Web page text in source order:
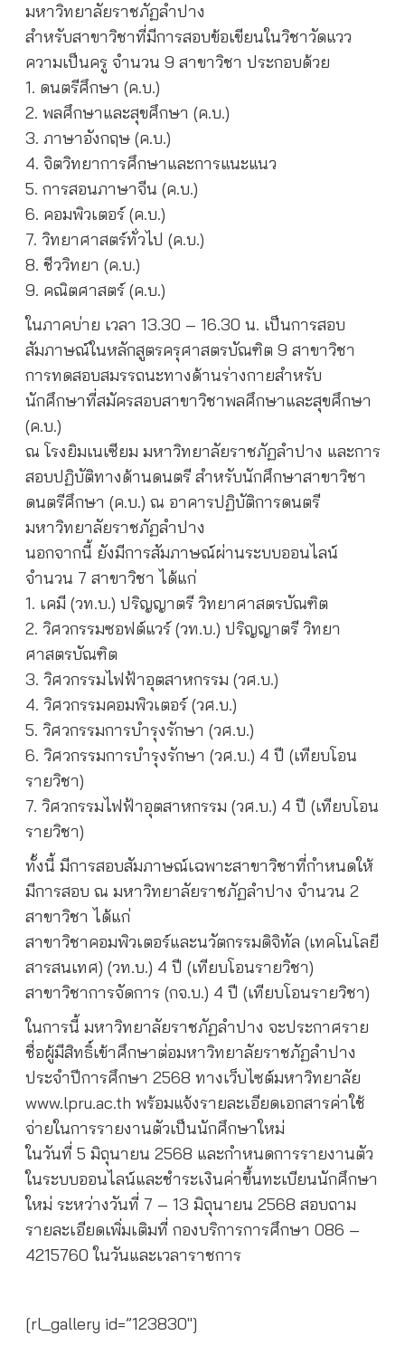
มหาวิทยาลัยราชภัฏลำปาง
สำหรับสาขาวิชาที่มีการสอบข้อเขียนในวิชาวัดแวว
ความเป็นครู จำนวน 9 สาขาวิชา ประกอบด้วย
1. ดนตรีศึกษา (ค.บ.)
2. พลศึกษาและสุขศึกษา (ค.บ.)
3. ภาษาอังกฤษ (ค.บ.)
4. จิตวิทยาการศึกษาและการแนะแนว
5. การสอนภาษาจีน (ค.บ.)
6. คอมพิวเตอร์ (ค.บ.)
7. วิทยาศาสตร์ทั่วไป (ค.บ.)
8. ชีววิทยา (ค.บ.)
9. คณิตศาสตร์ (ค.บ.)
ในภาคบ่าย เวลา 13.30 – 16.30 น. เป็นการสอบ
สัมภาษณ์ในหลักสูตรครุศาสตรบัณฑิต 9 สาขาวิชา
การทดสอบสมรรถนะทางด้านร่างกายสำหรับ
นักศึกษาที่สมัครสอบสาขาวิชาพลศึกษาและสุขศึกษา
(ค.บ.)
ณ โรงยิมเนเซียม มหาวิทยาลัยราชภัฏลำปาง และการ
สอบปฏิบัติทางด้านดนตรี สำหรับนักศึกษาสาขาวิชา
ดนตรีศึกษา (ค.บ.) ณ อาคารปฏิบัติการดนตรี
มหาวิทยาลัยราชภัฏลำปาง
นอกจากนี้ ยังมีการสัมภาษณ์ผ่านระบบออนไลน์
จำนวน 7 สาขาวิชา ได้แก่
1. เคมี (วท.บ.) ปริญญาตรี วิทยาศาสตรบัณฑิต
2. วิศวกรรมซอฟต์แวร์ (วท.บ.) ปริญญาตรี วิทยา
ศาสตรบัณฑิต
3. วิศวกรรมไฟฟ้าอุตสาหกรรม (วศ.บ.)
4. วิศวกรรมคอมพิวเตอร์ (วศ.บ.)
5. วิศวกรรมการบำรุงรักษา (วศ.บ.)
6. วิศวกรรมการบำรุงรักษา (วศ.บ.) 4 ปี (เทียบโอน
รายวิชา)
7. วิศวกรรมไฟฟ้าอุตสาหกรรม (วศ.บ.) 4 ปี (เทียบโอน
รายวิชา)
ทั้งนี้ มีการสอบสัมภาษณ์เฉพาะสาขาวิชาที่กำหนดให้
มีการสอบ ณ มหาวิทยาลัยราชภัฏลำปาง จำนวน 2
สาขาวิชา ได้แก่
สาขาวิชาคอมพิวเตอร์และนวัตกรรมดิจิทัล (เทคโนโลยี
สารสนเทศ) (วท.บ.) 4 ปี (เทียบโอนรายวิชา)
สาขาวิชาการจัดการ (กจ.บ.) 4 ปี (เทียบโอนรายวิชา)
ในการนี้ มหาวิทยาลัยราชภัฏลำปาง จะประกาศราย
ชื่อผู้มีสิทธิ์เข้าศึกษาต่อมหาวิทยาลัยราชภัฏลำปาง
ประจำปีการศึกษา 2568 ทางเว็บไซต์มหาวิทยาลัย
www.lpru.ac.th พร้อมแจ้งรายละเอียดเอกสารค่าใช้
จ่ายในการรายงานตัวเป็นนักศึกษาใหม่
ในวันที่ 5 มิถุนายน 2568 และกำหนดการรายงานตัว
ในระบบออนไลน์และชำระเงินค่าขึ้นทะเบียนนักศึกษา
ใหม่ ระหว่างวันที่ 7 – 13 มิถุนายน 2568 สอบถาม
รายละเอียดเพิ่มเติมที่ กองบริการการศึกษา 086 –
4215760 ในวันและเวลาราชการ
[rl_gallery id=”123830″]